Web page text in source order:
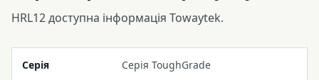
HRL12 доступна інформація Towaytek.
Серія Серія ToughGrade